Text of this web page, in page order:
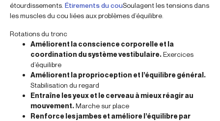
étourdissements. Étirements du couSoulagent les tensions dans
les muscles du cou liées aux problèmes d’équilibre.
Rotations du tronc
Améliorent la conscience corporelle et la
coordination du système vestibulaire.Exercices
d’équilibre
Améliorent la proprioception et l’équilibre général.
Stabilisation du regard
Entraîne les yeux et le cerveau à mieux réagir au
mouvement.Marche sur place
Renforce les jambes et améliore l’équilibre par